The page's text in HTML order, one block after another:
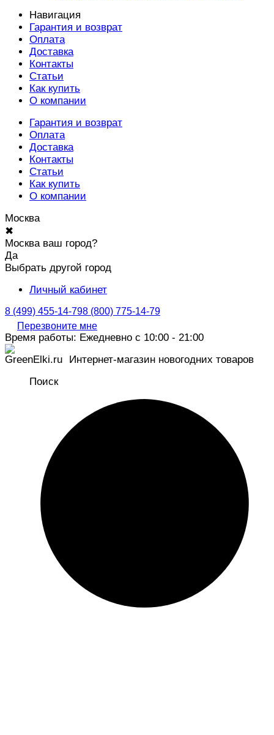
Навигация
Гарантия и возврат
Оплата
Доставка
Контакты
Статьи
Как купить
О компании
Гарантия и возврат
Оплата
Доставка
Контакты
Статьи
Как купить
О компании
Москва
✖
Москва ваш город?
Да
Выбрать другой город
Личный кабинет
8 (499) 455-14-798 (800) 775-14-79
Перезвоните мне
Время работы: Ежедневно с 10:00 - 21:00
Интернет-магазин новогодних товаров
Поиск